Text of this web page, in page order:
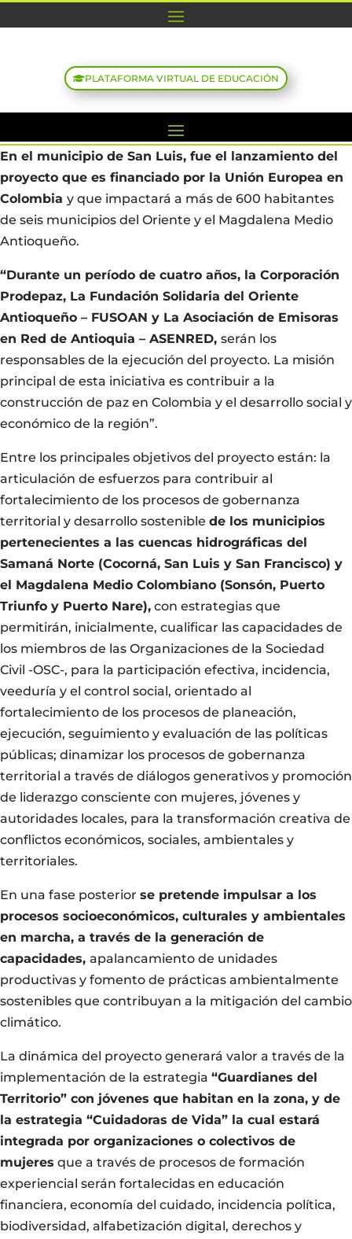
PLATAFORMA VIRTUAL DE EDUCACIÓN
En el municipio de San Luis, fue el lanzamiento del
proyecto que es financiado por la Unión Europea en
Colombia y que impactará a más de 600 habitantes
de seis municipios del Oriente y el Magdalena Medio
Antioqueño.
“Durante un período de cuatro años, la Corporación
Prodepaz, La Fundación Solidaria del Oriente
Antioqueño – FUSOAN y La Asociación de Emisoras
en Red de Antioquia – ASENRED, serán los
responsables de la ejecución del proyecto. La misión
principal de esta iniciativa es contribuir a la
construcción de paz en Colombia y el desarrollo social y
económico de la región”.
Entre los principales objetivos del proyecto están: la
articulación de esfuerzos para contribuir al
fortalecimiento de los procesos de gobernanza
territorial y desarrollo sostenible de los municipios
pertenecientes a las cuencas hidrográficas del
Samaná Norte (Cocorná, San Luis y San Francisco) y
el Magdalena Medio Colombiano (Sonsón, Puerto
Triunfo y Puerto Nare), con estrategias que
permitirán, inicialmente, cualificar las capacidades de
los miembros de las Organizaciones de la Sociedad
Civil -OSC-, para la participación efectiva, incidencia,
veeduría y el control social, orientado al
fortalecimiento de los procesos de planeación,
ejecución, seguimiento y evaluación de las políticas
públicas; dinamizar los procesos de gobernanza
territorial a través de diálogos generativos y promoción
de liderazgo consciente con mujeres, jóvenes y
autoridades locales, para la transformación creativa de
conflictos económicos, sociales, ambientales y
territoriales.
En una fase posterior se pretende impulsar a los
procesos socioeconómicos, culturales y ambientales
en marcha, a través de la generación de
capacidades, apalancamiento de unidades
productivas y fomento de prácticas ambientalmente
sostenibles que contribuyan a la mitigación del cambio
climático.
La dinámica del proyecto generará valor a través de la
implementación de la estrategia “Guardianes del
Territorio” con jóvenes que habitan en la zona, y de
la estrategia “Cuidadoras de Vida” la cual estará
integrada por organizaciones o colectivos de
mujeres que a través de procesos de formación
experiencial serán fortalecidas en educación
financiera, economía del cuidado, incidencia política,
biodiversidad, alfabetización digital, derechos y